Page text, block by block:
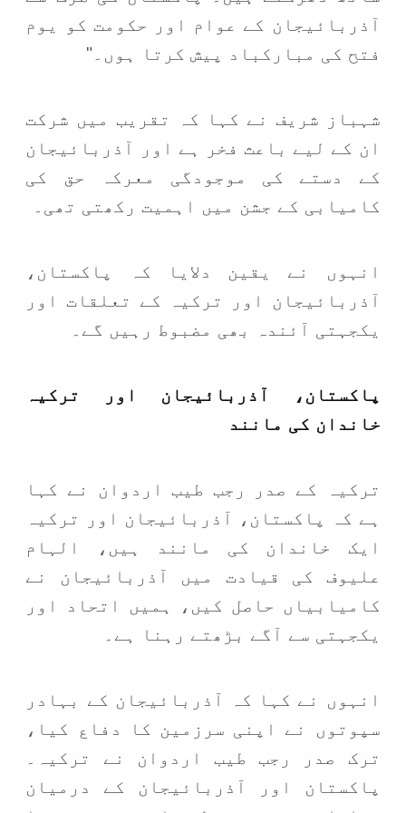
آذربائیجان کے عوام اور حکومت کو یوم
فتح کی مبارکباد پیش کرتا ہوں۔"
شہباز شریف نے کہا کہ تقریب میں شرکت
ان کے لیے باعث فخر ہے اور آذربائیجان
کے دستے کی موجودگی معرکہ حق کی
کامیابی کے جشن میں اہمیت رکھتی تھی۔
انہوں نے یقین دلایا کہ پاکستان،
آذربائیجان اور ترکیہ کے تعلقات اور
یکجہتی آئندہ بھی مضبوط رہیں گے۔
پاکستان، آذربائیجان اور ترکیہ
خاندان کی مانند
ترکیہ کے صدر رجب طیب اردوان نے کہا
ہے کہ پاکستان، آذربائیجان اور ترکیہ
ایک خاندان کی مانند ہیں، الہام
علیوف کی قیادت میں آذربائیجان نے
کامیابیاں حاصل کیں، ہمیں اتحاد اور
یکجہتی سے آگے بڑھتے رہنا ہے۔
انہوں نے کہا کہ آذربائیجان کے بہادر
سپوتوں نے اپنی سرزمین کا دفاع کیا،
ترک صدر رجب طیب اردوان نے ترکیہ۔
پاکستان اور آذربائیجان کے درمیان